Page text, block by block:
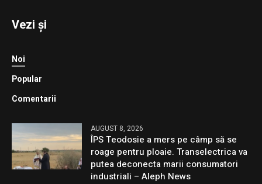
Vezi și
Noi
Popular
Comentarii
AUGUST 8, 2026
ÎPS Teodosie a mers pe câmp să se
roage pentru ploaie. Transelectrica va
putea deconecta marii consumatori
industriali – Aleph News